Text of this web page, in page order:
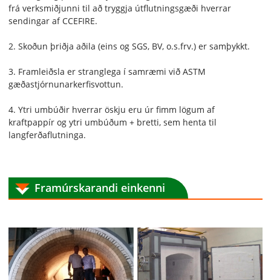
frá verksmiðjunni til að tryggja útflutningsgæði hverrar
sendingar af CCEFIRE.
2. Skoðun þriðja aðila (eins og SGS, BV, o.s.frv.) er samþykkt.
3. Framleiðsla er stranglega í samræmi við ASTM
gæðastjórnunarkerfisvottun.
4. Ytri umbúðir hverrar öskju eru úr fimm lögum af
kraftpappír og ytri umbúðum + bretti, sem henta til
langferðaflutninga.
Framúrskarandi einkenni